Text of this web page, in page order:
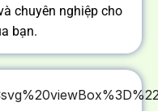
chuyên nghiệp cho
bạn.